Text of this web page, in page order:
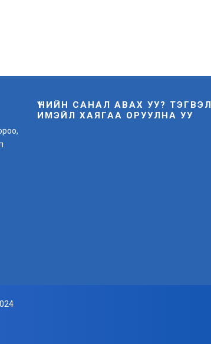
ҮНИЙН САНАЛ АВАХ УУ? ТЭГВЭЛ
ИМЭЙЛ ХАЯГАА ОРУУЛНА УУ